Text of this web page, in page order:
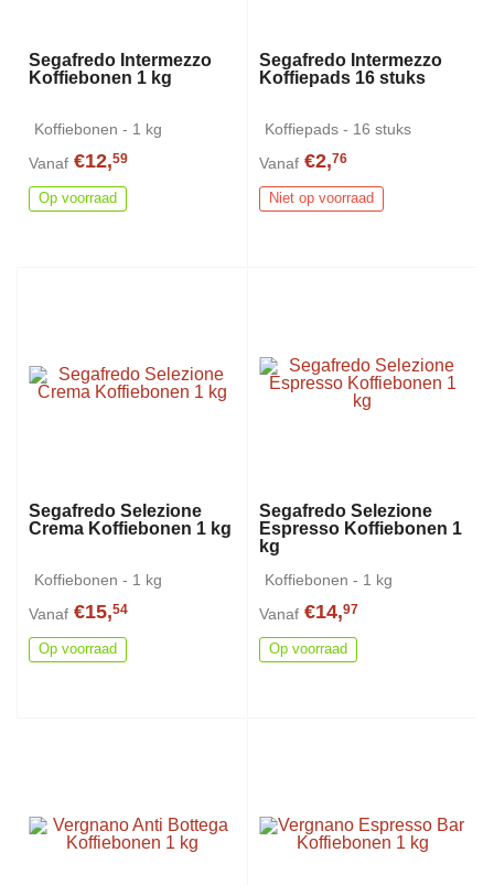
Segafredo Intermezzo
Koffiebonen 1 kg
Koffiebonen - 1 kg
Vanaf €12,59
Op voorraad
Segafredo Intermezzo
Koffiepads 16 stuks
Koffiepads - 16 stuks
Vanaf €2,76
Niet op voorraad
Segafredo Selezione
Crema Koffiebonen 1 kg
Koffiebonen - 1 kg
Vanaf €15,54
Op voorraad
Segafredo Selezione
Espresso Koffiebonen 1
kg
Koffiebonen - 1 kg
Vanaf €14,97
Op voorraad